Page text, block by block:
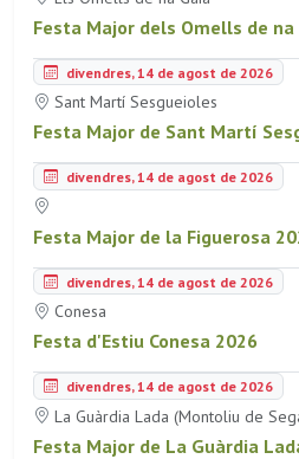
Festa Major dels Omells de na
divendres, 14 de agost de 2026
Sant Martí Sesgueioles
Festa Major de Sant Martí
divendres, 14 de agost de 2026
Festa Major de la Figuerosa
divendres, 14 de agost de 2026
Conesa
Festa d'Estiu Conesa 2026
divendres, 14 de agost de 2026
La Guàrdia Lada (Montoliu de
Festa Major de La Guàrdia